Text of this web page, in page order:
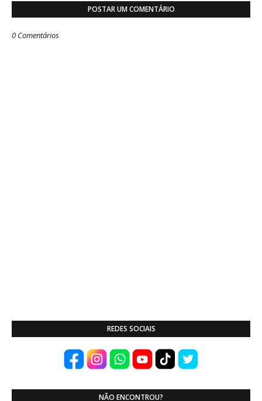
POSTAR UM COMENTÁRIO
0 Comentários
REDES SOCIAIS
NÃO ENCONTROU?